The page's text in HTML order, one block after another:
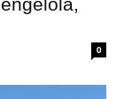
0